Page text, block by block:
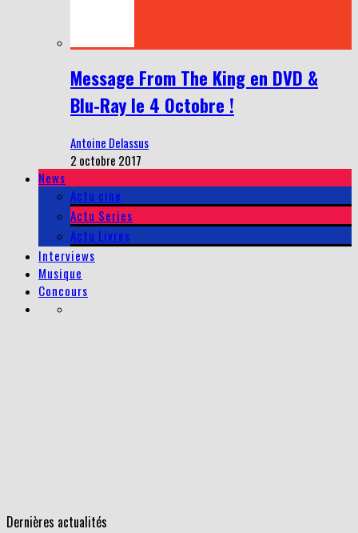
Message From The King en DVD &
Blu-Ray le 4 Octobre !
Antoine Delassus
2 octobre 2017
News
Actu cine
Actu Series
Actu Livres
Interviews
Musique
Concours
Dernières actualités